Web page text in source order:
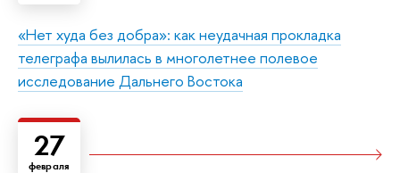
«Нет худа без добра»: как неудачная прокладка
телеграфа вылилась в многолетнее полевое
исследование Дальнего Востока
27
февраля